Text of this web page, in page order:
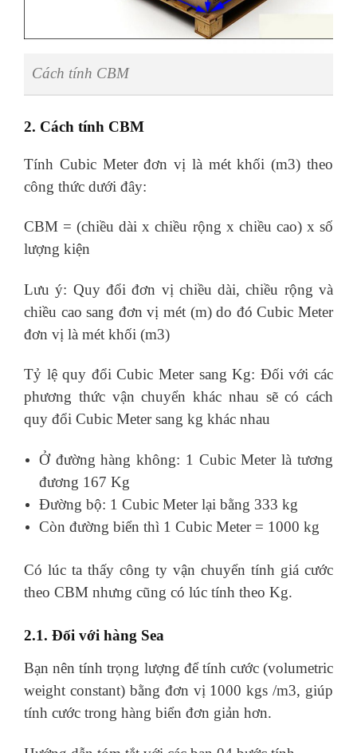
Cách tính CBM
2. Cách tính CBM
Tính Cubic Meter đơn vị là mét khối (m3) theo
công thức dưới đây:
CBM = (chiều dài x chiều rộng x chiều cao) x số
lượng kiện
Lưu ý: Quy đổi đơn vị chiều dài, chiều rộng và
chiều cao sang đơn vị mét (m) do đó Cubic Meter
đơn vị là mét khối (m3)
Tỷ lệ quy đổi Cubic Meter sang Kg: Đối với các
phương thức vận chuyển khác nhau sẽ có cách
quy đổi Cubic Meter sang kg khác nhau
Ở đường hàng không: 1 Cubic Meter là tương
đương 167 Kg
Đường bộ: 1 Cubic Meter lại bằng 333 kg
Còn đường biển thì 1 Cubic Meter = 1000 kg
Có lúc ta thấy công ty vận chuyển tính giá cước
theo CBM nhưng cũng có lúc tính theo Kg.
2.1. Đối với hàng Sea
Bạn nên tính trọng lượng để tính cước (volumetric
weight constant) bằng đơn vị 1000 kgs /m3, giúp
tính cước trong hàng biển đơn giản hơn.